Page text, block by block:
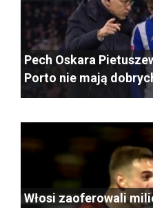
Pech Oskara
Porto nie mają
Włosi zaoferowali